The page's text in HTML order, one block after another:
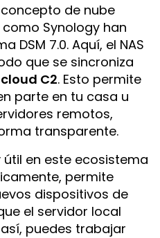
de nube
Synology han
DSM 7.0. Aquí, el NAS
que se sincroniza
C2. Esto permite
parte en tu casa u
remotos,
transparente.
en este ecosistema
permite
dispositivos de
el servidor local
puedes trabajar